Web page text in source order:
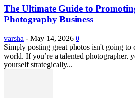
The Ultimate Guide to
Photography Business
varsha - May 14, 2026 0
Simply posting great photos isn't going to
world. If you’re a talented photographer,
yourself strategically...